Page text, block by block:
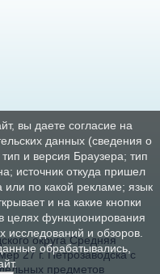
округа Средняя
27 г. Петрозаводска с
предметов
вы даете согласие на
данных (сведения о
и версия Браузера; тип
источник откуда пришел
или по какой рекламе; язык
и на какие кнопки
целях функционирования
исследований и обзоров.
обрабатывались,